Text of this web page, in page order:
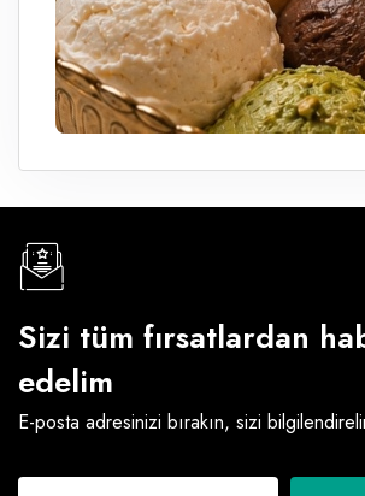
Sizi tüm fırsatlardan
edelim
E-posta adresinizi bırakın, sizi